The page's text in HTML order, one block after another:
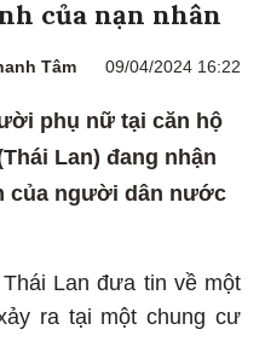
của nạn nhân
Tâm 09/04/2024 16:22
phụ nữ tại căn hộ
Lan) đang nhận
của người dân nước
Lan đưa tin về một
ra tại một chung cư